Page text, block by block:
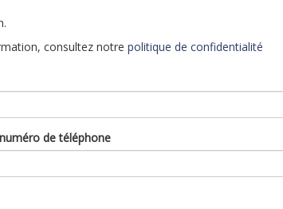
consultez notre politique de confidentialité
de téléphone